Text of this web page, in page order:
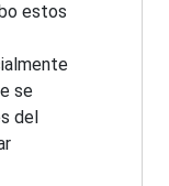
estos
se
del